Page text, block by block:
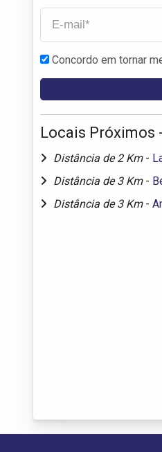
Concordo em tornar
Locais Próximos
Distância de 2 Km -
Distância de 3 Km -
Distância de 3 Km -